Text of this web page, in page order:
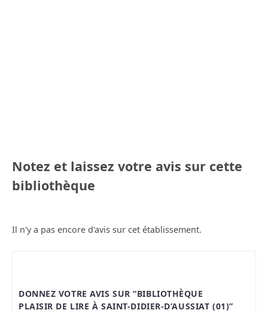
Notez et laissez votre avis sur cette
bibliothèque
Il n'y a pas encore d'avis sur cet établissement.
DONNEZ VOTRE AVIS SUR “BIBLIOTHÈQUE
PLAISIR DE LIRE À SAINT-DIDIER-D’AUSSIAT (01)”